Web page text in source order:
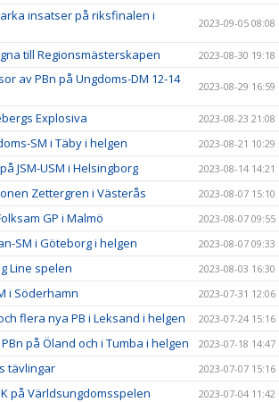
insatser på riksfinalen i
2023-09-05 08:08
till Regionsmästerskapen 2023-08-30 19:18
av PBn på Ungdoms-DM 12-14
2023-08-29 16:59
Explosiva 2023-08-23 21:08
SM i Täby i helgen 2023-08-21 10:29
JSM-USM i Helsingborg 2023-08-14 14:21
Zettergren i Västerås 2023-08-07 15:10
GP i Malmö 2023-08-07 09:55
SM i Göteborg i helgen 2023-08-07 09:33
Line spelen 2023-08-03 16:30
i Söderhamn 2023-07-31 12:06
flera nya PB i Leksand i helgen 2023-07-24 15:16
på Öland och i Tumba i helgen 2023-07-18 14:47
tävlingar 2023-07-07 15:16
på Världsungdomsspelen 2023-07-04 11:42